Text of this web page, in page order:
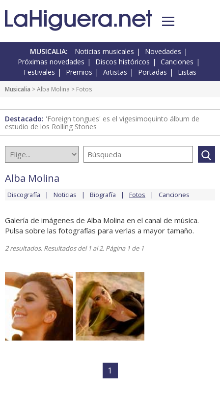
MUSICALIA: Noticias musicales
Novedades
Próximas novedades
Discos históricos
Canciones
Festivales
Premios Artistas Portadas Listas
Musicalia >Alba Molina > Fotos
Destacado: 'Foreign tongues' es el vigesimoquinto álbum de
estudio de los Rolling Stones
Alba Molina
Discografía Noticias Biografía Fotos Canciones
Galería de imágenes de Alba Molina en el canal de música.
Pulsa sobre las fotografías para verlas a mayor tamaño.
2 resultados. Resultados del 1 al 2. Página 1 de 1
1